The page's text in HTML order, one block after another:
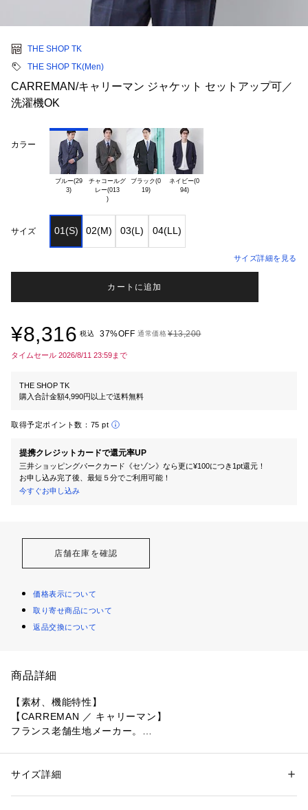
THE SHOP TK
THE SHOP TK(Men)
CARREMAN/キャリーマン ジャケット セットアップ可／
洗濯機OK
カラー
ブルー(29
チャコールグ
レー(013
)
ブラック(0
19)
ネイビー(0
94)
サイズ 01(S) 02(M) 03(L) 04(LL)
サイズ詳細を見る
カートに追加
¥8,316 税込 37%OFF 通常価格¥13,200
タイムセール 2026/8/11 23:59まで
THE SHOP TK
購入合計金額4,990円以上で送料無料
取得予定ポイント数： 75 pt
提携クレジットカードで還元率UP
三井ショッピングパークカード《セゾン》なら更に¥100につき1pt還元！
お申し込み完了後、最短５分でご利用可能！
今すぐお申し込み
店舗在庫を確認
価格表示について
取り寄せ商品について
返品交換について
商品詳細
【素材、機能特性】
【CARREMAN ／ キャリーマン】
フランス老舗生地メーカー。
素材の仕上げや、柄の作り方などがよりきれい目で良質な素材
性別：メンズ
素材：表地: ポリエステル66％ レーヨン28％ ポリウレタン6％ 裏地: ポリ
サイズ詳細